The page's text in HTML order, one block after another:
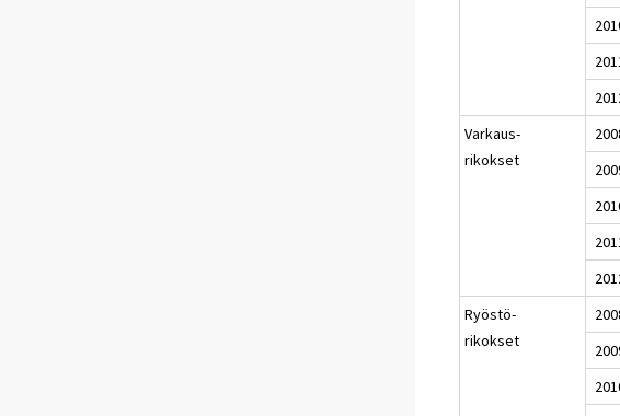
Varkaus-
rikokset
Ryöstö-
rikokset